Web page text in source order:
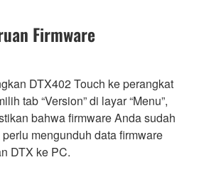
Firmware
DTX402 Touch ke perangkat
tab “Version” di layar “Menu”,
bahwa firmware Anda sudah
mengunduh data firmware
DTX ke PC.